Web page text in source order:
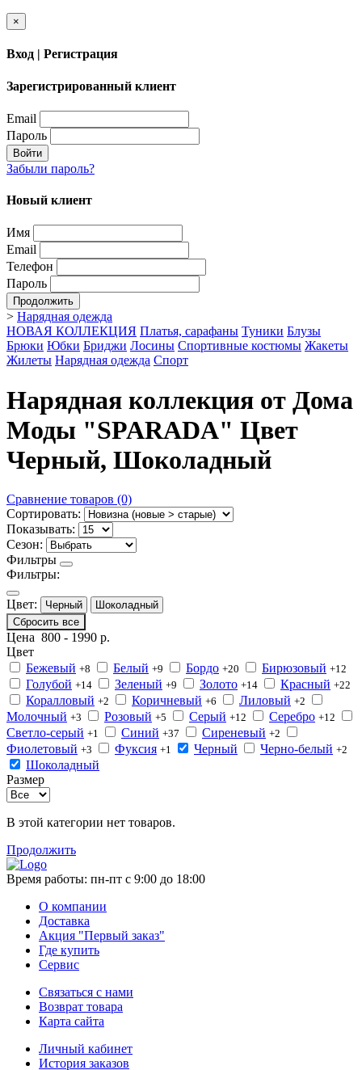
×
Вход | Регистрация
Зарегистрированный клиент
Email
Пароль
Войти
Забыли пароль?
Новый клиент
Имя
Email
Телефон
Пароль
Продолжить
> Нарядная одежда
НОВАЯ КОЛЛЕКЦИЯ Платья, сарафаны Туники Блузы
Брюки Юбки Бриджи Лосины Спортивные костюмы Жакеты
Жилеты Нарядная одежда Спорт
Нарядная коллекция от Дома
Моды "SPARADA" Цвет
Черный, Шоколадный
Сравнение товаров (0)
Сортировать:
Показывать:
Сезон:
Фильтры
Фильтры:
Цвет: Черный
Шоколадный
Сбросить все
Цена 800 - 1990 р.
Цвет
Бежевый +8 Белый +9 Бордо +20 Бирюзовый +12
Голубой +14 Зеленый +9 Золото +14 Красный +22
Коралловый +2 Коричневый +6 Лиловый +2
Молочный +3 Розовый +5 Серый +12 Серебро +12
Светло-серый +1 Синий +37 Сиреневый +2
Фиолетовый +3 Фуксия +1 Черный Черно-белый +2
Шоколадный
Размер
В этой категории нет товаров.
Продолжить
Время работы: пн-пт с 9:00 до 18:00
О компании
Доставка
Акция "Первый заказ"
Где купить
Сервис
Связаться с нами
Возврат товара
Карта сайта
Личный кабинет
История заказов